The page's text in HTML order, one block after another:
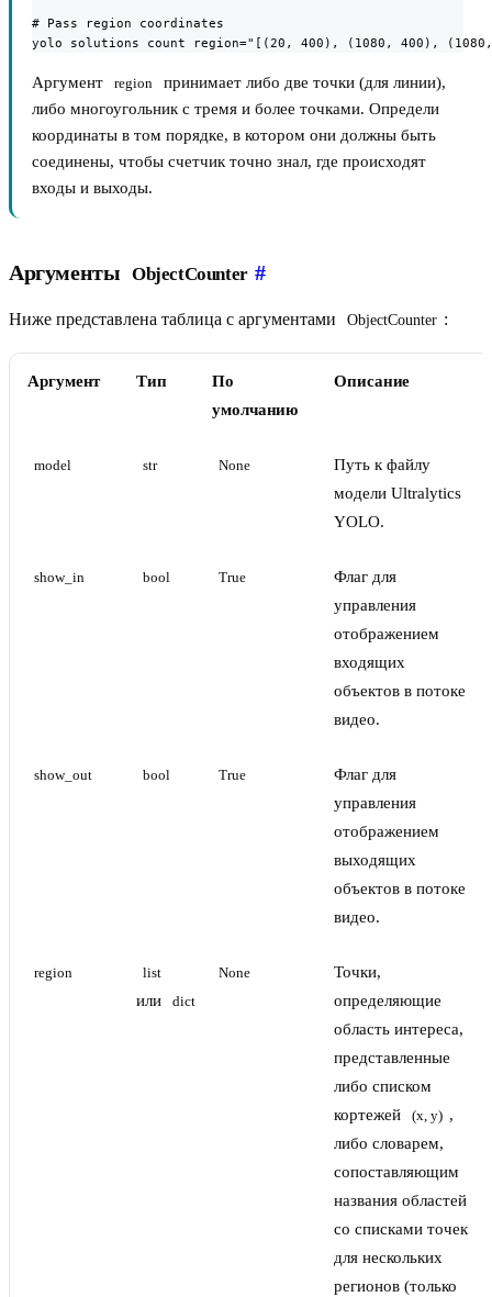
# Pass region coordinates
yolo solutions count region="[(20, 400), (1080, 400),
Аргумент region
принимает либо две точки (для линии),
либо многоугольник с тремя и более точками. Определи
координаты в том порядке, в котором они должны быть
соединены, чтобы счетчик точно знал, где происходят
входы и выходы.
Аргументы ObjectCounter #
Ниже представлена таблица с аргументами ObjectCounter :
Аргумент Тип
По
умолчанию
Описание
model str None
Путь к файлу
модели Ultralytics
YOLO.
show_in bool True
Флаг для
управления
отображением
входящих
объектов в потоке
видео.
show_out bool True
Флаг для
управления
отображением
выходящих
объектов в потоке
видео.
region list
или dict
None
Точки,
определяющие
область интереса,
представленные
либо списком
кортежей
(x, y) ,
либо словарем,
сопоставляющим
названия областей
со списками точек
для нескольких
регионов (только